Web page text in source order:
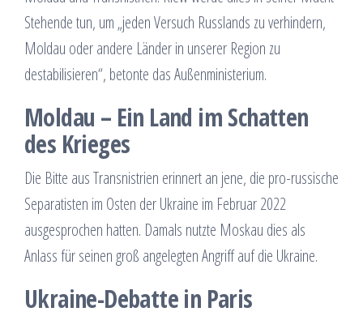
Stehende tun, um „jeden Versuch Russlands zu verhindern,
Moldau oder andere Länder in unserer Region zu
destabilisieren“, betonte das Außenministerium.
Moldau – Ein Land im Schatten
des Krieges
Die Bitte aus Transnistrien erinnert an jene, die pro-russische
Separatisten im Osten der Ukraine im Februar 2022
ausgesprochen hatten. Damals nutzte Moskau dies als
Anlass für seinen groß angelegten Angriff auf die Ukraine.
Ukraine-Debatte in Paris